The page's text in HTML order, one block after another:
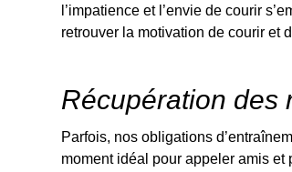
l’impatience et l’envie de courir
retrouver la motivation de courir et
Récupération des
Parfois, nos obligations
moment idéal pour appeler amis et